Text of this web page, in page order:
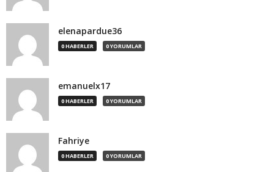
elenapardue36
0 HABERLER 0 YORUMLAR
emanuelx17
0 HABERLER 0 YORUMLAR
Fahriye
0 HABERLER 0 YORUMLAR